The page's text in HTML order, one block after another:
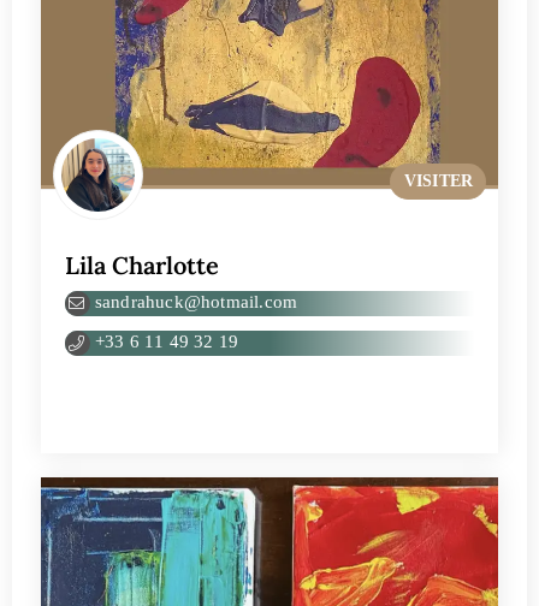
Lila Charlotte
sandrahuck@hotmail.com
+33 6 11 49 32 19
VISITER